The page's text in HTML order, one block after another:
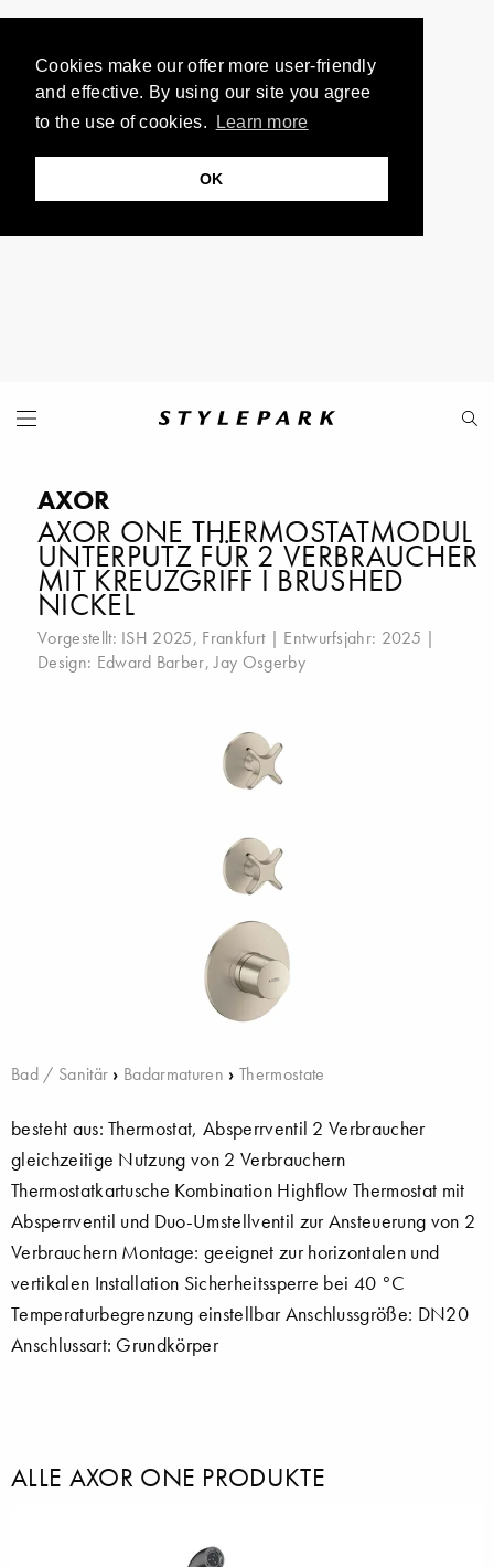
Cookies make our offer more user-friendly
and effective. By using our site you agree
to the use of cookies.
Learn more
OK
AXOR
AXOR ONE THERMOSTATMODUL
UNTERPUTZ FÜR 2 VERBRAUCHER
MIT KREUZGRIFF I BRUSHED
NICKEL
Vorgestellt: ISH 2025, Frankfurt| Entwurfsjahr: 2025 |
Design: Edward Barber,Jay Osgerby
Bad / Sanitär › Badarmaturen › Thermostate
besteht aus: Thermostat, Absperrventil 2 Verbraucher
gleichzeitige Nutzung von 2 Verbrauchern
Thermostatkartusche Kombination Highflow Thermostat mit
Absperrventil und Duo-Umstellventil zur Ansteuerung von 2
Verbrauchern Montage: geeignet zur horizontalen und
vertikalen Installation Sicherheitssperre bei 40 °C
Temperaturbegrenzung einstellbar Anschlussgröße: DN20
Anschlussart: Grundkörper
ALLE AXOR ONE PRODUKTE